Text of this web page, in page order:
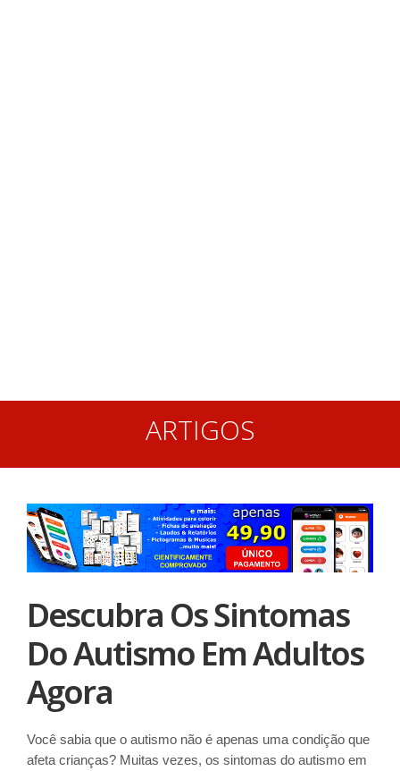
ARTIGOS
Descubra Os Sintomas
Do Autismo Em Adultos
Agora
Você sabia que o autismo não é apenas uma condição que
afeta crianças? Muitas vezes, os sintomas do autismo em